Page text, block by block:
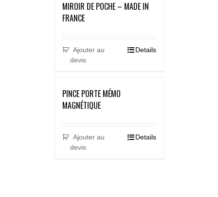
MIROIR DE POCHE – MADE IN
FRANCE
Ajouter au
devis
Details
PINCE PORTE MÉMO
MAGNÉTIQUE
Ajouter au
devis
Details